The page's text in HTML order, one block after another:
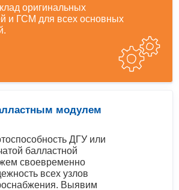
оригинальных
и ГСМ для всех основных
модулем
ДГУ или
балластной
своевременно
всех узлов
Выявим